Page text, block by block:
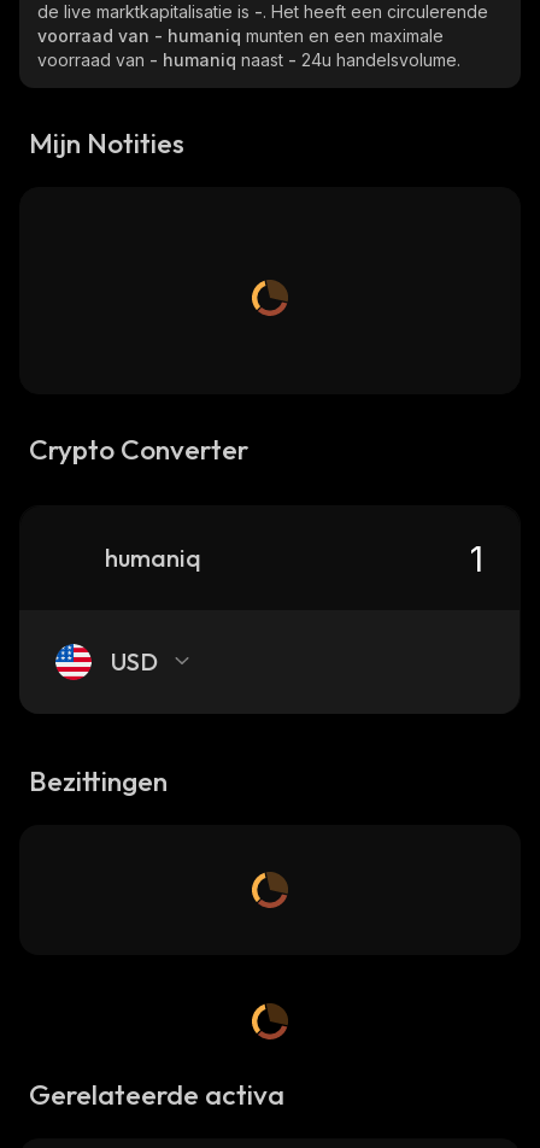
de live marktkapitalisatie is -. Het heeft een circulerende
voorraad van - humaniq munten en een maximale
voorraad van - humaniq naast - 24u handelsvolume.
Mijn Notities
Crypto Converter
humaniq
USD
Bezittingen
Gerelateerde activa